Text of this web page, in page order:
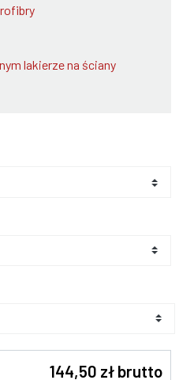
lakierze na ściany
144,50 zł brutto